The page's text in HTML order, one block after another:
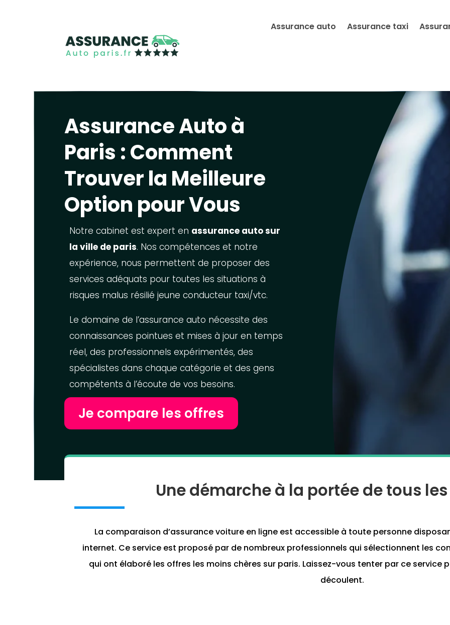
Assurance auto Assurance taxi
Assurance Auto à
Paris : Comment
Trouver la Meilleure
Option pour Vous
Notre cabinet est expert en assurance auto sur
la ville de paris. Nos compétences et notre
expérience, nous permettent de proposer des
services adéquats pour toutes les situations à
risques malus résilié jeune conducteur taxi/vtc.
Le domaine de l’assurance auto nécessite des
connaissances pointues et mises à jour en temps
réel, des professionnels expérimentés, des
spécialistes dans chaque catégorie et des gens
compétents à l’écoute de vos besoins.
Je compare les offres
Une démarche à la portée de tous
La comparaison d’assurance voiture en ligne est accessible à toute personne
internet. Ce service est proposé par de nombreux professionnels qui sélectionnent les
qui ont élaboré les offres les moins chères sur paris. Laissez-vous tenter par ce service
découlent.